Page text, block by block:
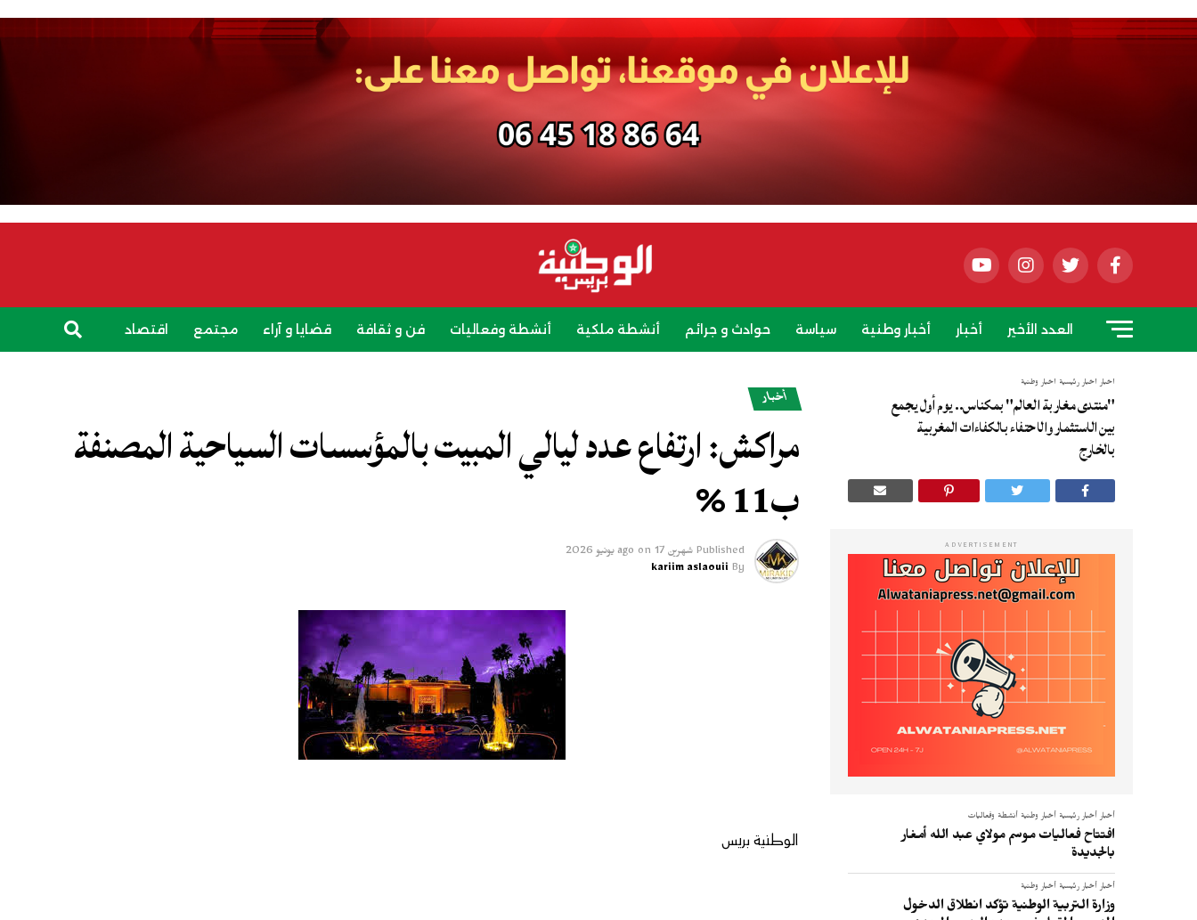
العدد الأخير أخبار أخبار وطنية سياسة حوادث و جرائم أنشطة ملكية أنشطة وفعاليات فن و ثقافة قضايا و آراء مجتمع اقتصاد
أخبار أخبار رئيسية أخبار وطنية
"منتدى مغاربة العالم" بمكناس.. يوم أول يجمع
بين الاستثمار والاحتفاء بالكفاءات المغربية
بالخارج
ADVERTISEMENT
أخبار أخبار رئيسية أخبار وطنية أنشطة وفعاليات
افتتاح فعاليات موسم مولاي عبد الله أمغار
بالجديدة
أخبار أخبار رئيسية أخبار وطنية
وزارة التربية الوطنية تؤكد انطلاق الدخول
أخبار
مراكش: ارتفاع عدد ليالي المبيت بالمؤسسات السياحية المصنفة
ب11 %
Published شهرين ago on 17 يونيو 2026
By
kariim aslaouii
الوطنية بريس